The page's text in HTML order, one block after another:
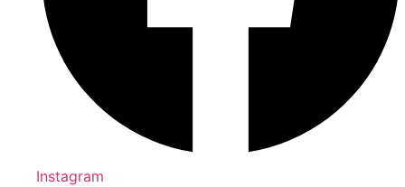
Instagram